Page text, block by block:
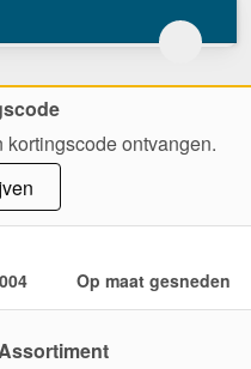
ontvangen.
Op maat gesneden